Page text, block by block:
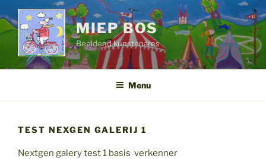
naar
de
inhoud
MIEP BOS
Beeldend kunstenares
Menu
TEST NEXGEN GALERIJ 1
Nextgen galery test 1 basis verkenner